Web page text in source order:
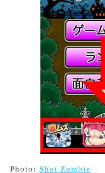
Photo: Shot Zombie